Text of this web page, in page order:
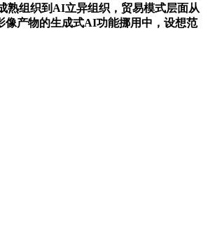
熟组织到AI立异组织，贸易模式层面从
像产物的生成式AI功能挪用中，设想范